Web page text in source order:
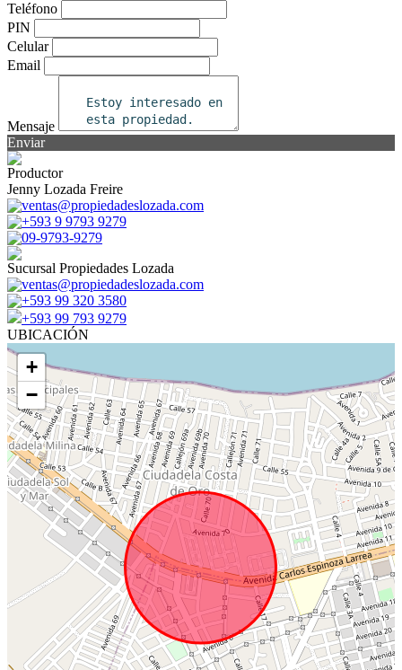
Teléfono
PIN
Celular
Email
Mensaje
Enviar
Productor
Jenny Lozada Freire
ventas@propiedadeslozada.com
+593 9 9793 9279
09-9793-9279
Sucursal Propiedades Lozada
ventas@propiedadeslozada.com
+593 99 320 3580
+593 99 793 9279
UBICACIÓN
+
−